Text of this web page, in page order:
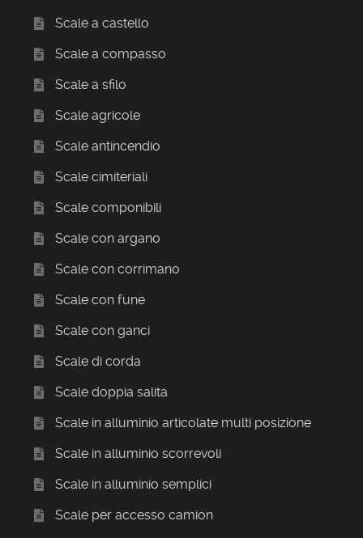
Scale a castello
Scale a compasso
Scale a sfilo
Scale agricole
Scale antincendio
Scale cimiteriali
Scale componibili
Scale con argano
Scale con corrimano
Scale con fune
Scale con ganci
Scale di corda
Scale doppia salita
Scale in alluminio articolate multi posizione
Scale in alluminio scorrevoli
Scale in alluminio semplici
Scale per accesso camion